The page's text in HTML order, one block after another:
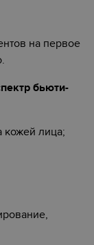
на первое
бьюти-
кожей лица;